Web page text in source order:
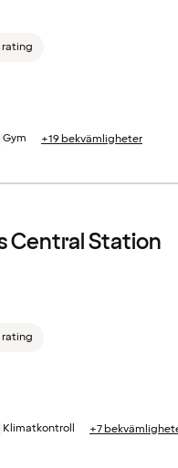
Gym +19 bekvämligheter
Central Station
Klimatkontroll +7